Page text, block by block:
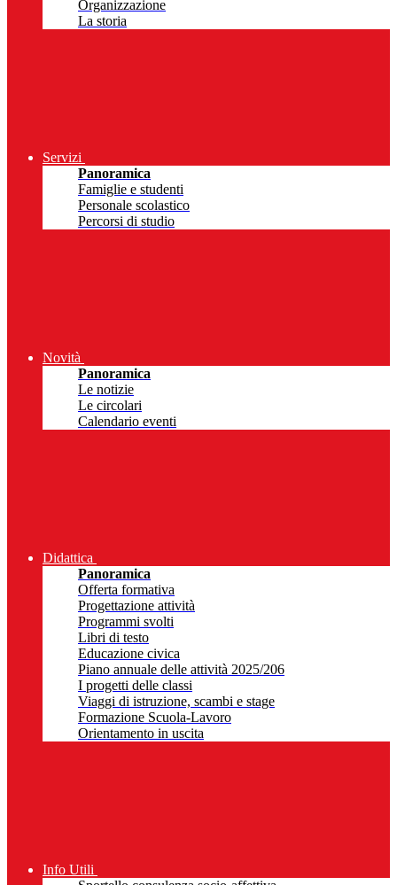
Organizzazione
La storia
Servizi
Panoramica
Famiglie e studenti
Personale scolastico
Percorsi di studio
Novità
Panoramica
Le notizie
Le circolari
Calendario eventi
Didattica
Panoramica
Offerta formativa
Progettazione attività
Programmi svolti
Libri di testo
Educazione civica
Piano annuale delle attività 2025/206
I progetti delle classi
Viaggi di istruzione, scambi e stage
Formazione Scuola-Lavoro
Orientamento in uscita
Info Utili